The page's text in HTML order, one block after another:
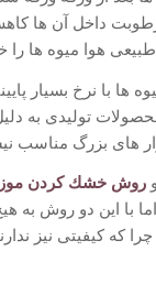
داخل آن ها
هوا میوه ها
ها با نرخ بسیار
تولیدی به
های بزرگ
وروش خشك كردن موز
با این دو روش
که کیفیتی نیز